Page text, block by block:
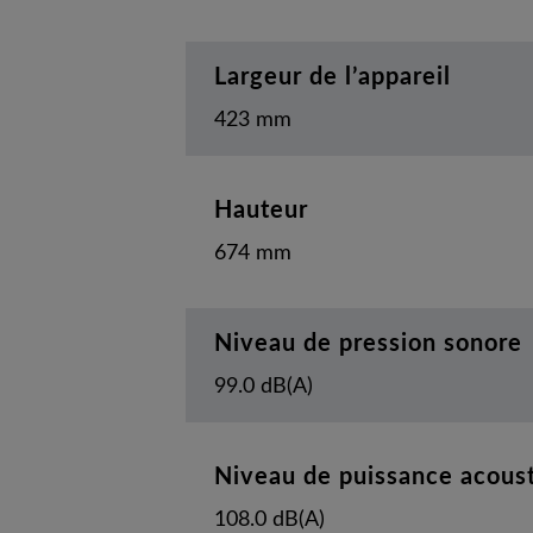
Largeur de l’appareil
423 mm
Hauteur
674 mm
Niveau de pression sonore
99.0 dB(A)
Niveau de puissance
108.0 dB(A)